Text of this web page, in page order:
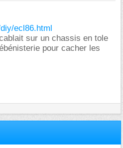
ecl86.html
sur un chassis en tole
pour cacher les